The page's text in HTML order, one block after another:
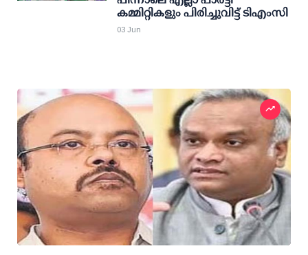
കമ്മിറ്റികളും പിരിച്ചുവിട്ട് ടിഎംസി
03 Jun